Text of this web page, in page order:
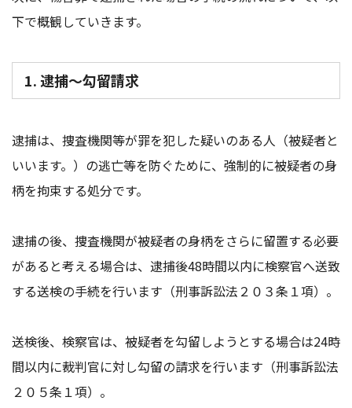
下で概観していきます。
1. 逮捕～勾留請求
逮捕は、捜査機関等が罪を犯した疑いのある人（被疑者と
いいます。）の逃亡等を防ぐために、強制的に被疑者の身
柄を拘束する処分です。
逮捕の後、捜査機関が被疑者の身柄をさらに留置する必要
があると考える場合は、逮捕後48時間以内に検察官へ送致
する送検の手続を行います（刑事訴訟法２０３条１項）。
送検後、検察官は、被疑者を勾留しようとする場合は24時
間以内に裁判官に対し勾留の請求を行います（刑事訴訟法
２０５条１項）。